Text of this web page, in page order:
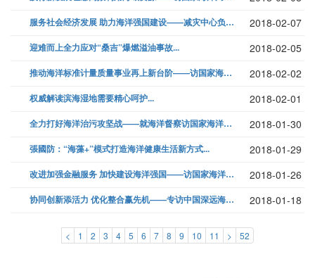
服务社会经济发展 助力海洋强国建设——减灾中心负责人谈海洋减灾业务发展... 2018-02-07
迎难而上全力应对“桑吉”爆燃溢油事故... 2018-02-05
推动海洋标准计量质量事业再上新台阶——访国家海洋标准计量中心主任姚勇... 2018-02-02
权威解读滨海湿地需要精心呵护... 2018-02-01
全力打好海洋治污攻坚战——就海洋督察访国家海洋局生态环境保护司相关负责... 2018-01-30
張國防：“海藻+”模式打造海洋健康生活新方式... 2018-01-29
改进加强金融服务 加快建设海洋强国——访国家海洋局党组书记、局长王宏... 2018-01-26
协同创新添活力 优化整合赢先机——专访中国深远海海洋工程装备技术产业联... 2018-01-18
< 1 2 3 4 5 6 7 8 9 10 11 > 52